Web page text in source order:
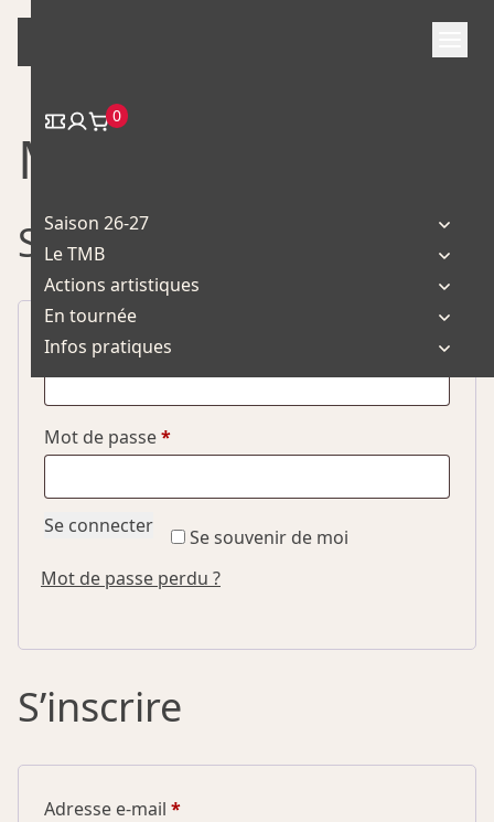
Skip
content
0
Saison 26-27
Le TMB
Actions artistiques
En tournée
Infos pratiques
Mon compte
Se connecter
Identifiant ou e-mail
Mot de passe*Obligatoire
Se souvenir de moi
Se connecter
Mot de passe perdu ?
S’inscrire
Adresse e-mail *Obligatoire